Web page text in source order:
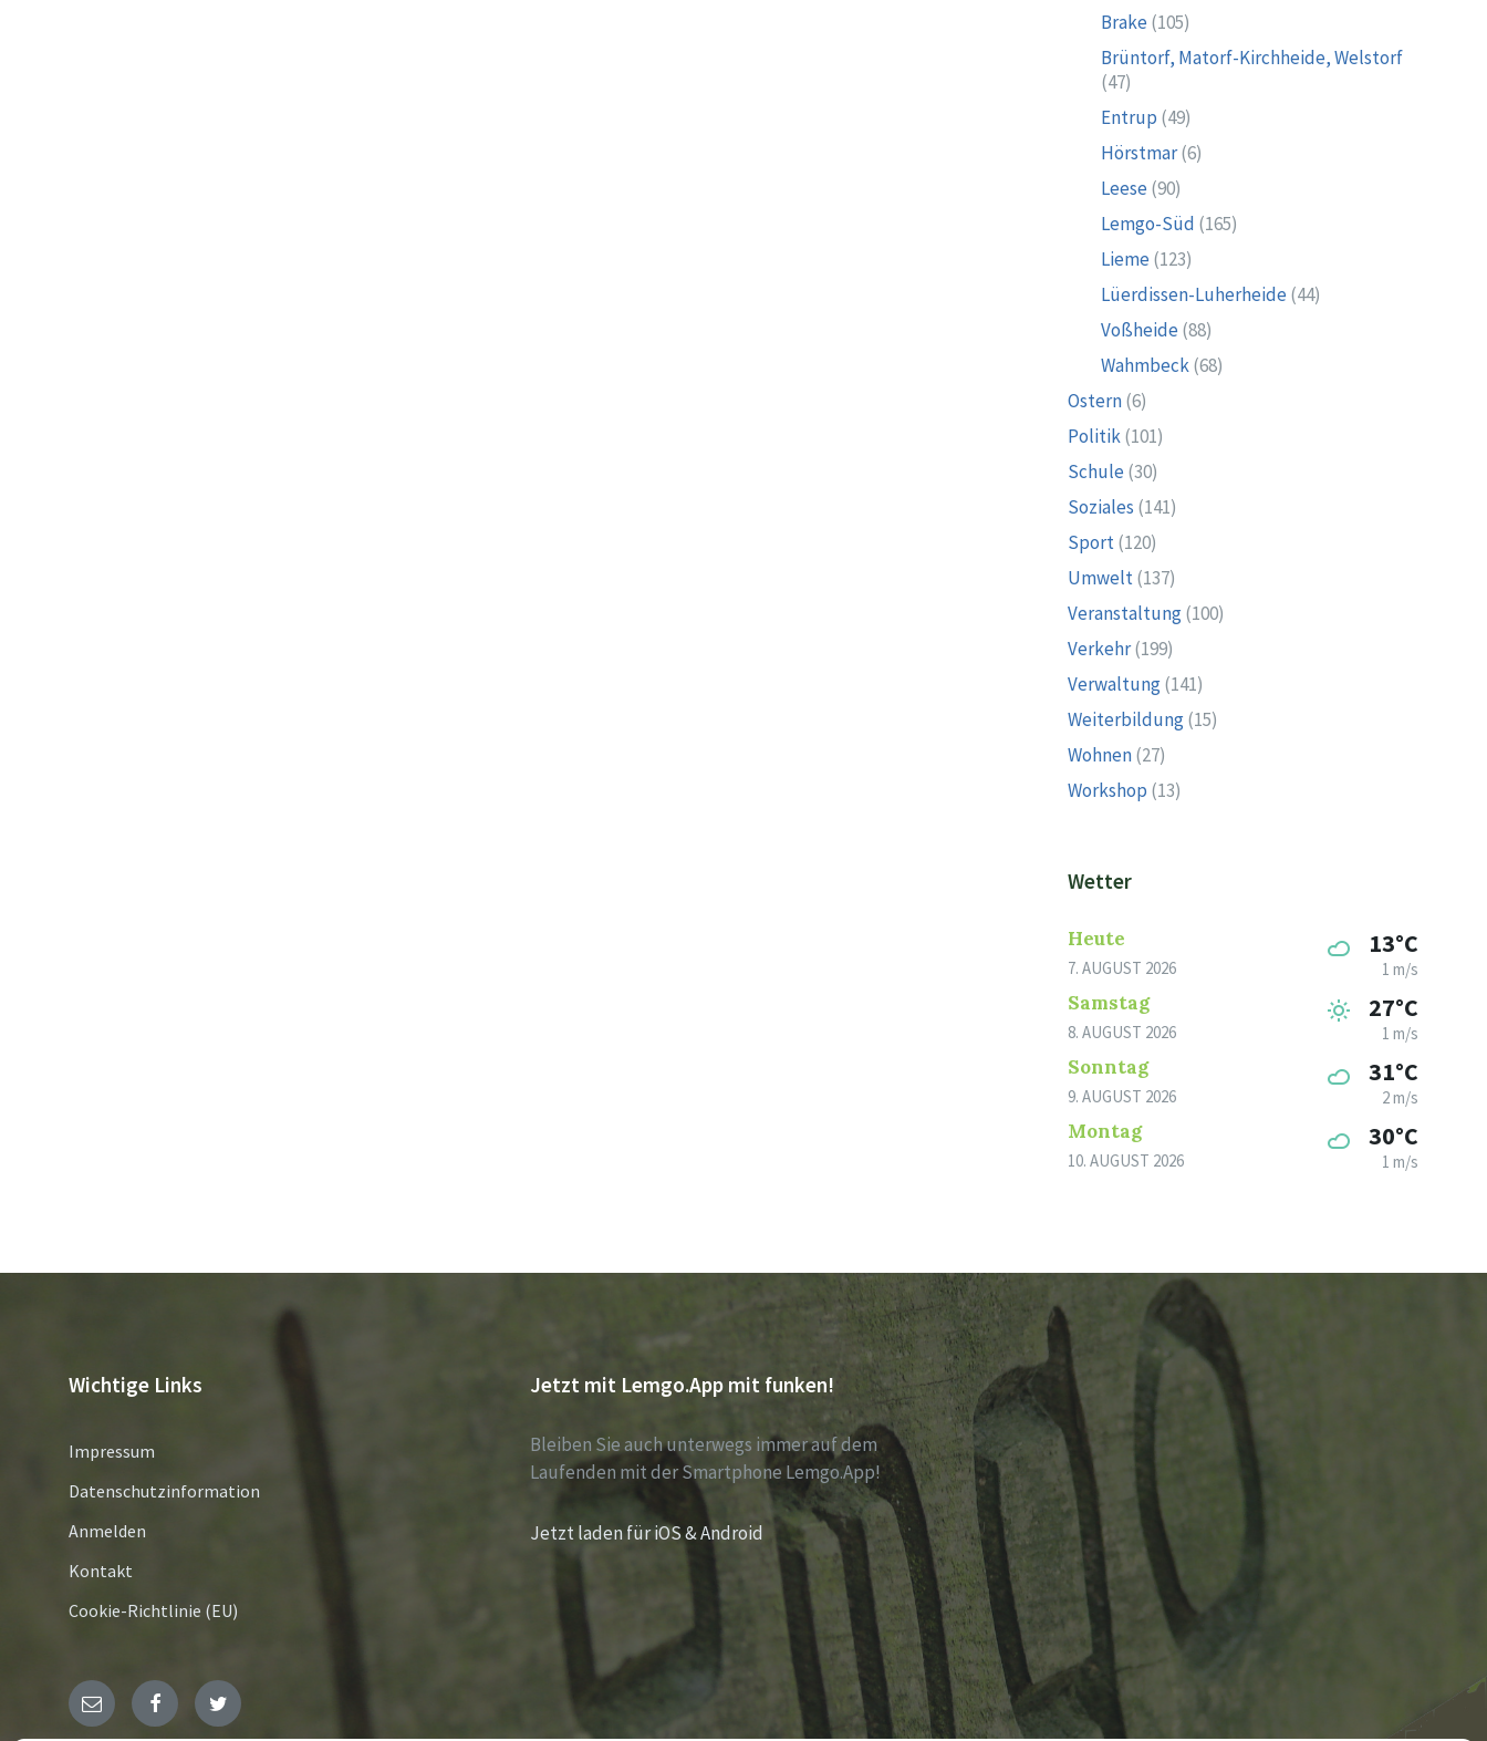
Brake (105)
Brüntorf, Matorf-Kirchheide, Welstorf
(47)
Entrup (49)
Hörstmar(6)
Leese (90)
Lemgo-Süd (165)
Lieme (123)
Lüerdissen-Luherheide (44)
Voßheide (88)
Wahmbeck(68)
Ostern(6)
Politik(101)
Schule (30)
Soziales (141)
Sport(120)
Umwelt(137)
Veranstaltung(100)
Verkehr(199)
Verwaltung(141)
Weiterbildung(15)
Wohnen(27)
Workshop (13)
Wetter
Heute
7. AUGUST 2026
13°C
1 m/s
Samstag
8. AUGUST 2026
27°C
1 m/s
Sonntag
9. AUGUST 2026
31°C
2 m/s
Montag
10. AUGUST 2026
30°C
1 m/s
Wichtige Links
Impressum
Datenschutzinformation
Anmelden
Kontakt
Cookie-Richtlinie (EU)
Jetzt mit Lemgo.App mit funken!
Bleiben Sie auch unterwegs immer auf dem
Laufenden mit der Smartphone Lemgo.App!
Jetzt laden für iOS & Android
E- FacebookTwitter